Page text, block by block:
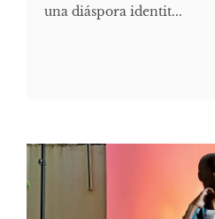
una diáspora identit...